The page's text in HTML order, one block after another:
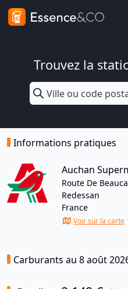
Trouvez la
Informations pratiques
Auchan
Route De
Redessan
France
Voir sur la carte
Carburants au 8 août